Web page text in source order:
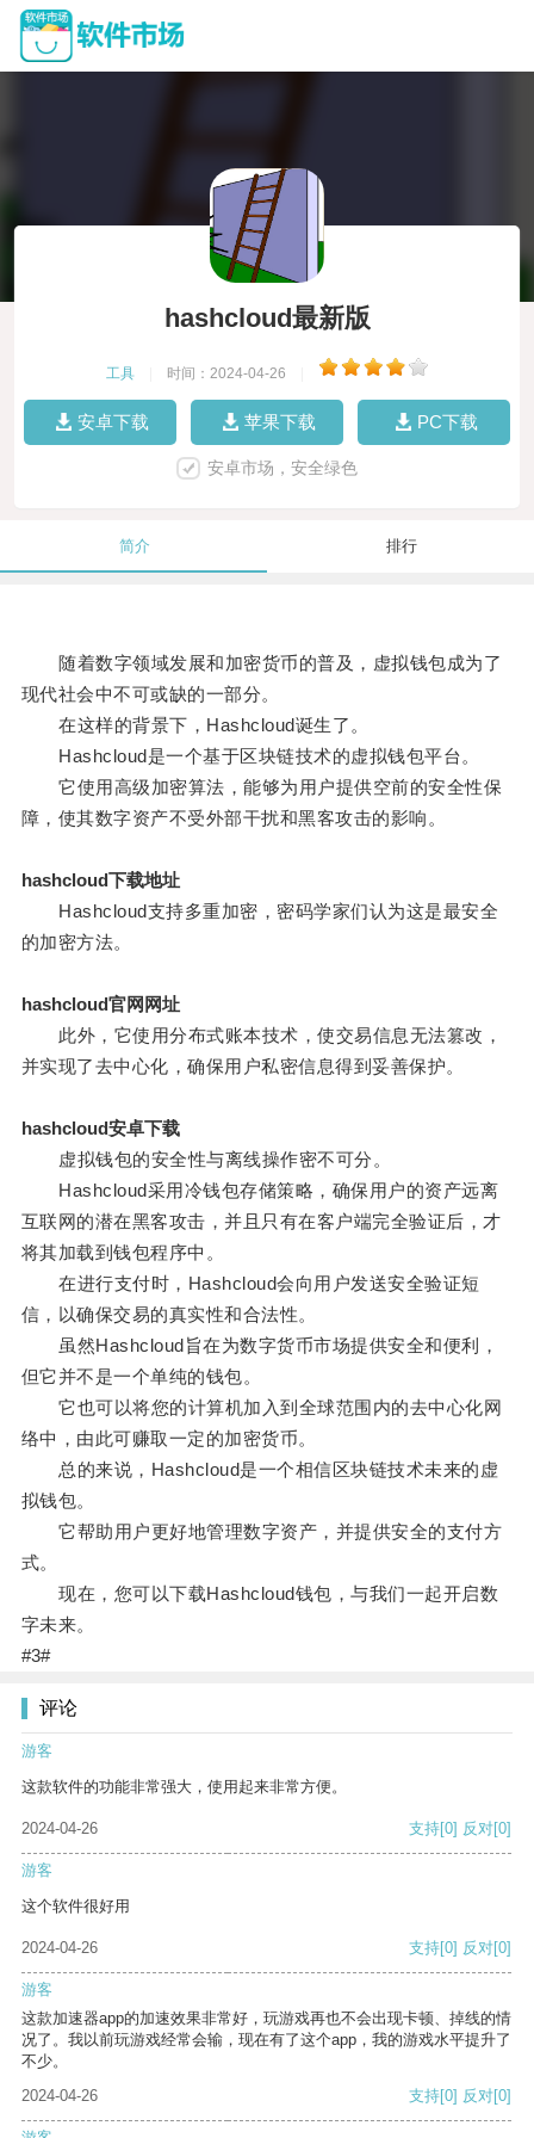
hashcloud最新版
工具 时间：2024-04-26
安卓下载 苹果下载 PC下载
安卓市场，安全绿色
简介 排行
随着数字领域发展和加密货币的普及，虚拟钱包成为了
现代社会中不可或缺的一部分。
在这样的背景下，Hashcloud诞生了。
Hashcloud是一个基于区块链技术的虚拟钱包平台。
它使用高级加密算法，能够为用户提供空前的安全性保
障，使其数字资产不受外部干扰和黑客攻击的影响。
hashcloud下载地址
Hashcloud支持多重加密，密码学家们认为这是最安全
的加密方法。
hashcloud官网网址
此外，它使用分布式账本技术，使交易信息无法篡改，
并实现了去中心化，确保用户私密信息得到妥善保护。
hashcloud安卓下载
虚拟钱包的安全性与离线操作密不可分。
Hashcloud采用冷钱包存储策略，确保用户的资产远离
互联网的潜在黑客攻击，并且只有在客户端完全验证后，才
将其加载到钱包程序中。
在进行支付时，Hashcloud会向用户发送安全验证短
信，以确保交易的真实性和合法性。
虽然Hashcloud旨在为数字货币市场提供安全和便利，
但它并不是一个单纯的钱包。
它也可以将您的计算机加入到全球范围内的去中心化网
络中，由此可赚取一定的加密货币。
总的来说，Hashcloud是一个相信区块链技术未来的虚
拟钱包。
它帮助用户更好地管理数字资产，并提供安全的支付方
式。
现在，您可以下载Hashcloud钱包，与我们一起开启数
字未来。
#3#
评论
游客
这款软件的功能非常强大，使用起来非常方便。
2024-04-26 支持[0] 反对[0]
游客
这个软件很好用
2024-04-26 支持[0] 反对[0]
游客
这款加速器app的加速效果非常好，玩游戏再也不会出现卡顿、掉线的情
况了。我以前玩游戏经常会输，现在有了这个app，我的游戏水平提升了
不少。
2024-04-26
支持[0] 反对[0]